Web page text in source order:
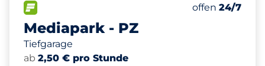
Mediapark - PZ
Tiefgarage
Anzahl der
offen 24/7
ab 2,50 € pro Stunde